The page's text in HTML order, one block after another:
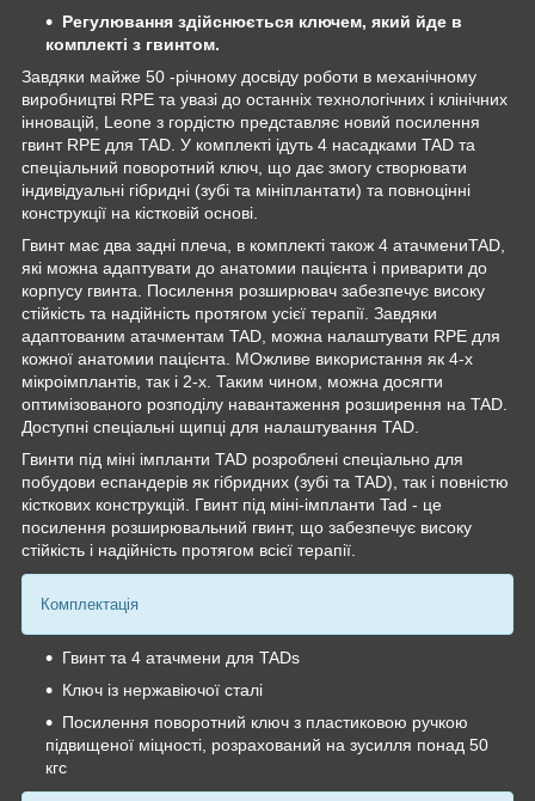
Регулювання здійснюється ключем, який йде в
комплекті з гвинтом.
Завдяки майже 50 -річному досвіду роботи в механічному
виробництві RPE та увазі до останніх технологічних і клінічних
інновацій, Leone з гордістю представляє новий посилення
гвинт RPE для TAD. У комплекті ідуть 4 насадками TAD та
спеціальний поворотний ключ, що дає змогу створювати
індивідуальні гібридні (зубі та мініплантати) та повноцінні
конструкції на кістковій основі.
Гвинт має два задні плеча, в комплекті також 4 атачмениTAD,
які можна адаптувати до анатомии пацієнта і приварити до
корпусу гвинта. Посилення розширювач забезпечує високу
стійкість та надійність протягом усієї терапії. Завдяки
адаптованим атачментам TAD, можна налаштувати RPE для
кожної анатомии пацієнта. МОжливе використання як 4-х
мікроімплантів, так і 2-х. Таким чином, можна досягти
оптимізованого розподілу навантаження розширення на TAD.
Доступні спеціальні щипці для налаштування TAD.
Гвинти під міні імпланти TAD розроблені спеціально для
побудови еспандерів як гібридних (зубі та TAD), так і повністю
кісткових конструкцій. Гвинт під міні-імпланти Tad - це
посилення розширювальний гвинт, що забезпечує високу
стійкість і надійність протягом всієї терапії.
Комплектація
Гвинт та 4 атачмени для TADs
Ключ із нержавіючої сталі
Посилення поворотний ключ з пластиковою ручкою
підвищеної міцності, розрахований на зусилля понад 50
кгс